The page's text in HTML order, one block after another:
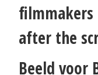
filmmakers
after the
Beeld voor